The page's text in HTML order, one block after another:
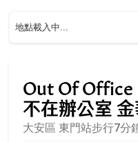
Out Of Office
不在辦公室
大安區 東門站步行7分